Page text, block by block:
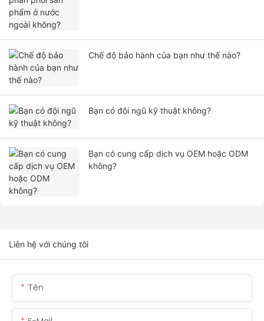
Chế độ bảo hành của bạn như thế nào?
Bạn có đội ngũ kỹ thuật không?
Bạn có cung cấp dịch vụ OEM hoặc ODM
không?
Liên hệ với chúng tôi
Tên